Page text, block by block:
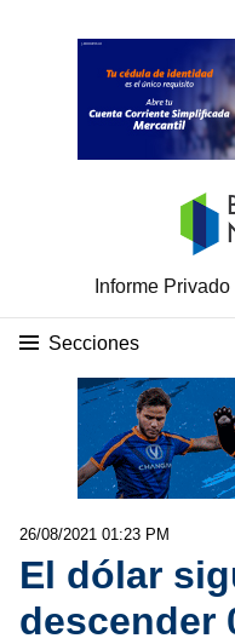
Informe Privado
Secciones
26/08/2021 01:23 PM
El dólar
descender